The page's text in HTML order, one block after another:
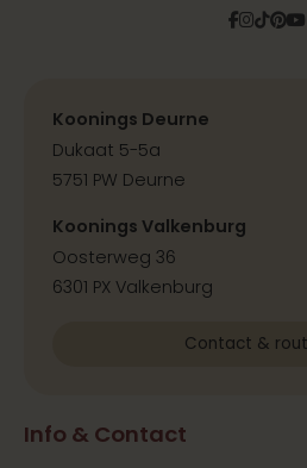
Facebook
Tiktok
Info & Contact
Koonings Deurne
Dukaat 5-5a
5751 PW Deurne
Koonings Valkenburg
Oosterweg 36
6301 PX Valkenburg
Contact &